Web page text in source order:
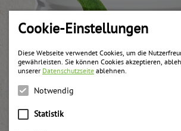
Cookie-Einstellungen
Diese Webseite verwendet Cookies, um die
gewährleisten. Sie können Cookies akzeptieren,
unserer Datenschutzseite ablehnen.
Notwendig
Statistik